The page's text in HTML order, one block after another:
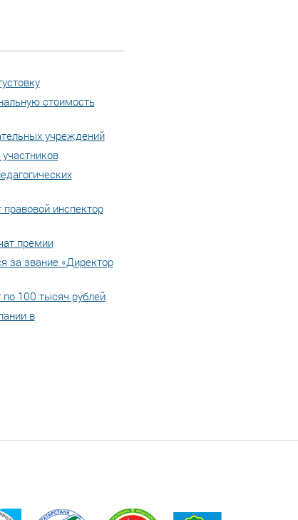
стоимость
учреждений
инспектор
премии
за звание «Директор
100 тысяч рублей
в